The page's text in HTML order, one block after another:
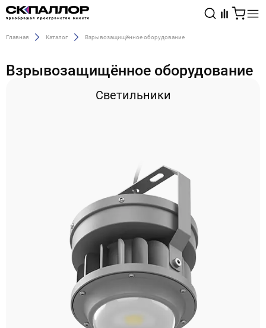
Главная Каталог Взрывозащищённое оборудование
Взрывозащищённое оборудование
Светильники